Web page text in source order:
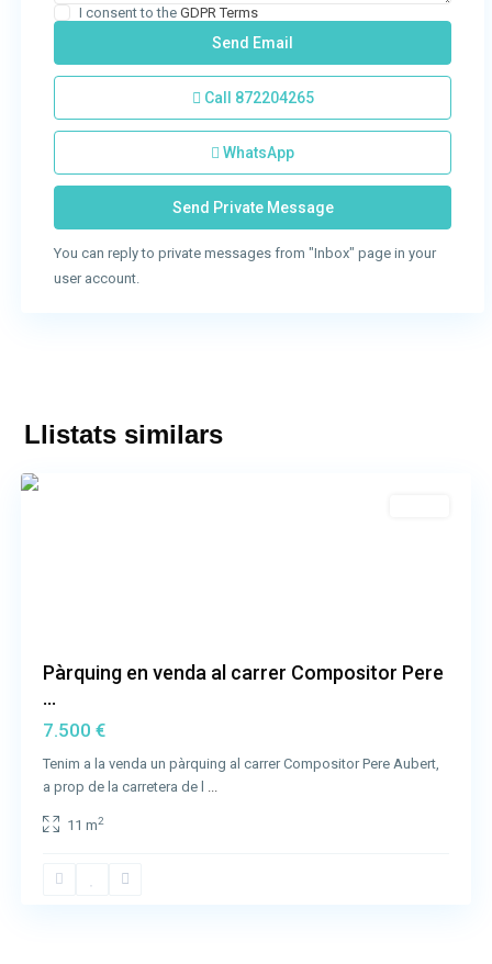
I consent to the GDPR Terms
Call 872204265
WhatsApp
You can reply to private messages from "Inbox" page in your
user account.
Llistats similars
Pàrquing en venda al carrer Compositor Pere
...
7.500 €
Tenim a la venda un pàrquing al carrer Compositor Pere Aubert,
a prop de la carretera de l
11 m2